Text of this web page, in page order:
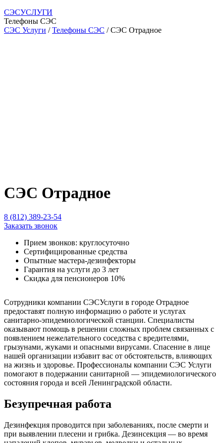
СЭСУСЛУГИ
Телефоны СЭС
СЭС Услуги /Телефоны СЭС / СЭС Отрадное
СЭС Отрадное
8 (812) 389-23-54
Заказать звонок
Прием звонков: круглосуточно
Сертифицированные средства
Опытные мастера-дезинфекторы
Гарантия на услуги до 3 лет
Скидка для пенсионеров 10%
Сотрудники компании СЭСУслуги в городе Отрадное
предоставят полную информацию о работе и услугах
санитарно-эпидемиологической станции. Специалисты
оказывают помощь в решении сложных проблем связанных с
появлением нежелательного соседства с вредителями,
грызунами, жуками и опасными вирусами. Спасение в лице
нашей организации избавит вас от обстоятельств, влияющих
на жизнь и здоровье. Профессионалы компании СЭС Услуги
помогают в подержании санитарной — эпидемиологического
состояния города и всей Ленинградской области.
Безупречная работа
Дезинфекция проводится при заболеваниях, после смерти и
при выявлении плесени и грибка. Дезинсекция — во время